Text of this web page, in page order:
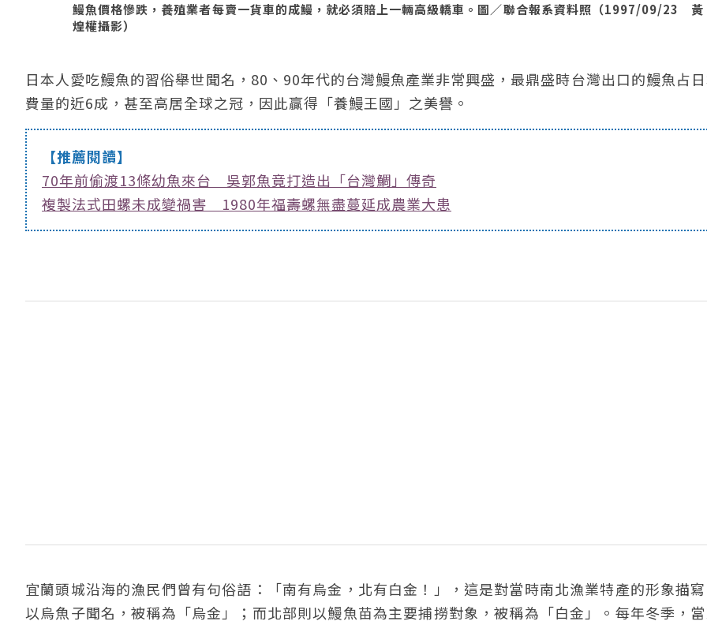
鰻魚價格慘跌，養殖業者每賣一貨車的成鰻，就必須賠上一輛高級轎車。圖／聯合報系資料照（1997/09/23 黃
煌權攝影）
日本人愛吃鰻魚的習俗舉世聞名，80、90年代的台灣鰻魚產業非常興盛，最鼎盛時台灣出口的鰻魚占
費量的近6成，甚至高居全球之冠，因此贏得「養鰻王國」之美譽。
【推薦閱讀】
70年前偷渡13條幼魚來台 吳郭魚竟打造出「台灣鯛」傳奇
複製法式田螺未成變禍害 1980年福壽螺無盡蔓延成農業大患
宜蘭頭城沿海的漁民們曾有句俗語：「南有烏金，北有白金！」，這是對當時南北漁業特產的形象描
以烏魚子聞名，被稱為「烏金」；而北部則以鰻魚苗為主要捕撈對象，被稱為「白金」。每年冬季，